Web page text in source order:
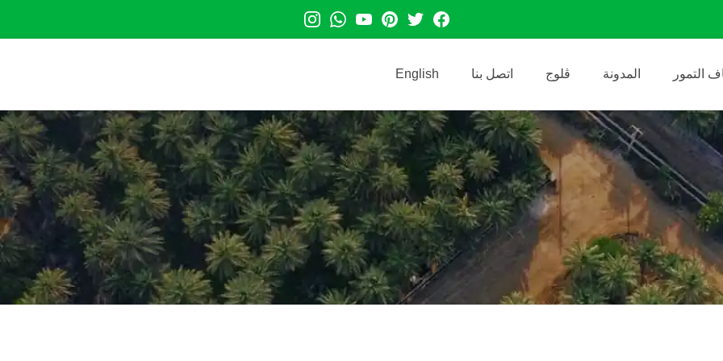
التمور المدونة ڤلوج اتصل بنا English